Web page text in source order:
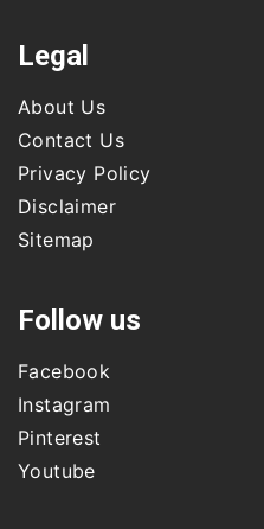
Legal
About Us
Contact Us
Privacy Policy
Disclaimer
Sitemap
Follow us
Facebook
Instagram
Pinterest
Youtube